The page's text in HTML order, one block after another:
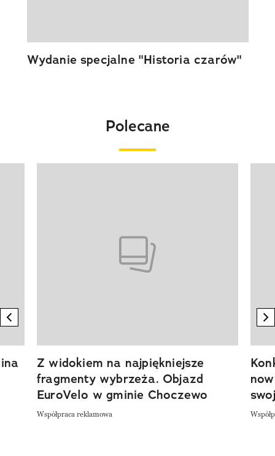
Wydanie specjalne "Historia czarów"
Polecane
previous element
Z widokiem na najpiękniejsze
fragmenty wybrzeża. Objazd
EuroVelo w gminie Choczewo
Współpraca reklamowa